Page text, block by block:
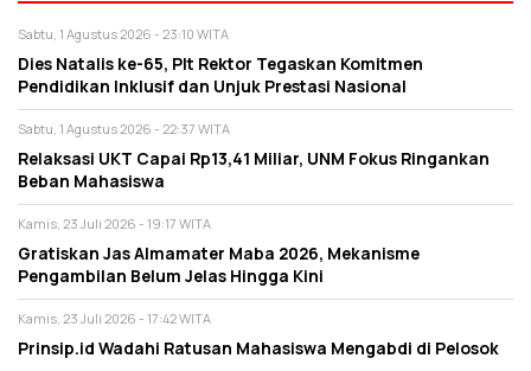
Sabtu, 1 Agustus 2026 - 23:10 WITA
Dies Natalis ke-65, Plt Rektor Tegaskan Komitmen
Pendidikan Inklusif dan Unjuk Prestasi Nasional
Sabtu, 1 Agustus 2026 - 22:37 WITA
Relaksasi UKT Capai Rp13,41 Miliar, UNM Fokus Ringankan
Beban Mahasiswa
Kamis, 23 Juli 2026 - 19:17 WITA
Gratiskan Jas Almamater Maba 2026, Mekanisme
Pengambilan Belum Jelas Hingga Kini
Kamis, 23 Juli 2026 - 17:42 WITA
Prinsip.id Wadahi Ratusan Mahasiswa Mengabdi di Pelosok